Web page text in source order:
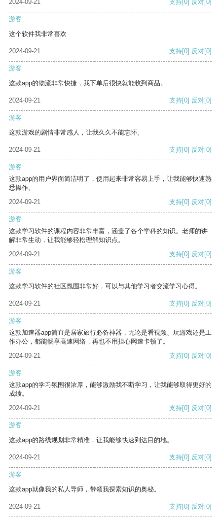
2024-09-21
支持[0] 反对[0]
游客
这个软件我非常喜欢
2024-09-21 支持[0] 反对[0]
游客
这款app的物流非常快捷，我下单后很快就能收到商品。
2024-09-21 支持[0] 反对[0]
游客
这款游戏的剧情非常感人，让我久久不能忘怀。
2024-09-21 支持[0] 反对[0]
游客
这款app的用户界面简洁明了，使用起来非常容易上手，让我能够快速熟
悉操作。
2024-09-21
支持[0] 反对[0]
游客
这款学习软件的课程内容非常丰富，涵盖了各个学科的知识。老师的讲
解非常生动，让我能够轻松理解知识点。
2024-09-21
支持[0] 反对[0]
游客
这款学习软件的社区氛围非常好，可以与其他学习者交流学习心得。
2024-09-21 支持[0] 反对[0]
游客
这款加速器app简直是居家旅行必备神器，无论是看视频、玩游戏还是工
作办公，都能畅享高速网络，再也不用担心网速卡顿了。
2024-09-21
支持[0] 反对[0]
游客
这款app的学习氛围很浓厚，能够激励我不断学习，让我能够取得更好的
成绩。
2024-09-21
支持[0] 反对[0]
游客
这款app的路线规划非常精准，让我能够快速到达目的地。
2024-09-21 支持[0] 反对[0]
游客
这款app就像我的私人导师，带领我探索知识的奥秘。
2024-09-21 支持[0] 反对[0]